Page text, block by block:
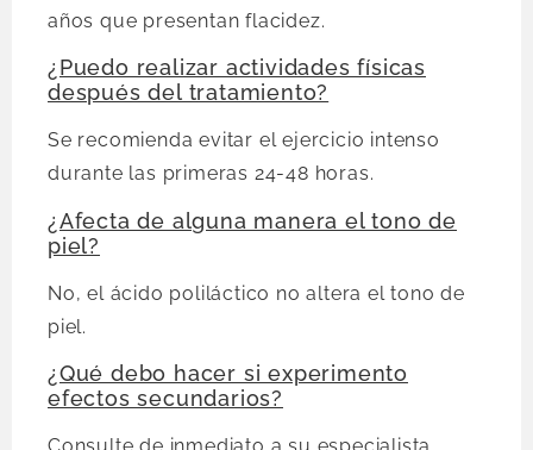
años que presentan flacidez.
¿Puedo realizar actividades físicas
después del tratamiento?
Se recomienda evitar el ejercicio intenso
durante las primeras 24-48 horas.
¿Afecta de alguna manera el tono de
piel?
No, el ácido poliláctico no altera el tono de
piel.
¿Qué debo hacer si experimento
efectos secundarios?